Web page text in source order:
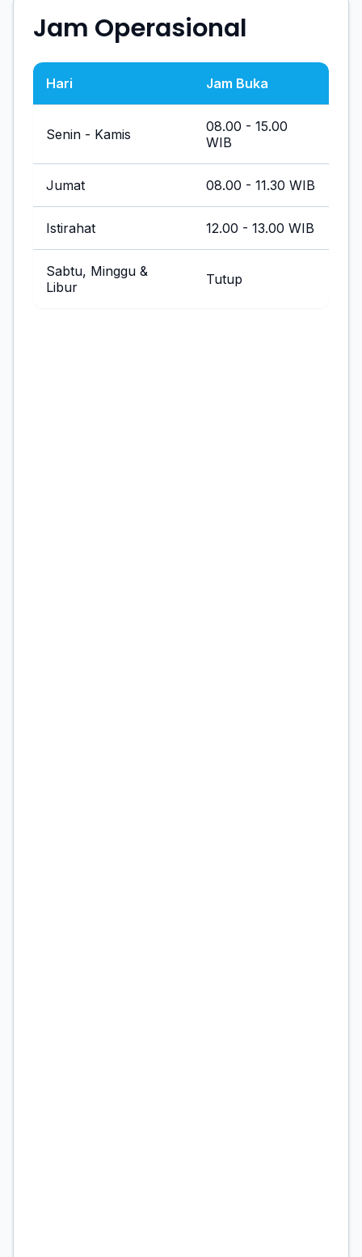
Jam Operasional
Hari Jam Buka
Senin - Kamis
08.00 - 15.00
WIB
Jumat 08.00 - 11.30 WIB
Istirahat 12.00 - 13.00 WIB
Sabtu, Minggu &
Libur
Tutup